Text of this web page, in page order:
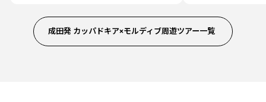
成田発 カッパドキア×モルディブ周遊ツアー一覧